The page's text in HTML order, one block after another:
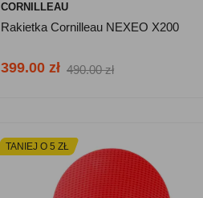
CORNILLEAU
Rakietka Cornilleau NEXEO X200
399.00 zł 490.00 zł
TANIEJ O 5 ZŁ